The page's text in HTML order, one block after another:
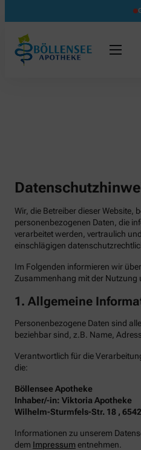
Wir, die Betreiber dieser Website,
personenbezogenen Daten, die
verarbeitet werden, vertraulich
einschlägigen
Im Folgenden informieren wir
Zusammenhang mit der Nutzung
1. Allgemeine
Personenbezogene Daten sind
beziehbar sind, z.B. Name,
Verantwortlich für die
die:
Böllensee Apotheke
Inhaber/-in: Viktoria Apotheke
Wilhelm-Sturmfels-Str. 18 ,
Informationen zu unserem
dem Impressum entnehmen.